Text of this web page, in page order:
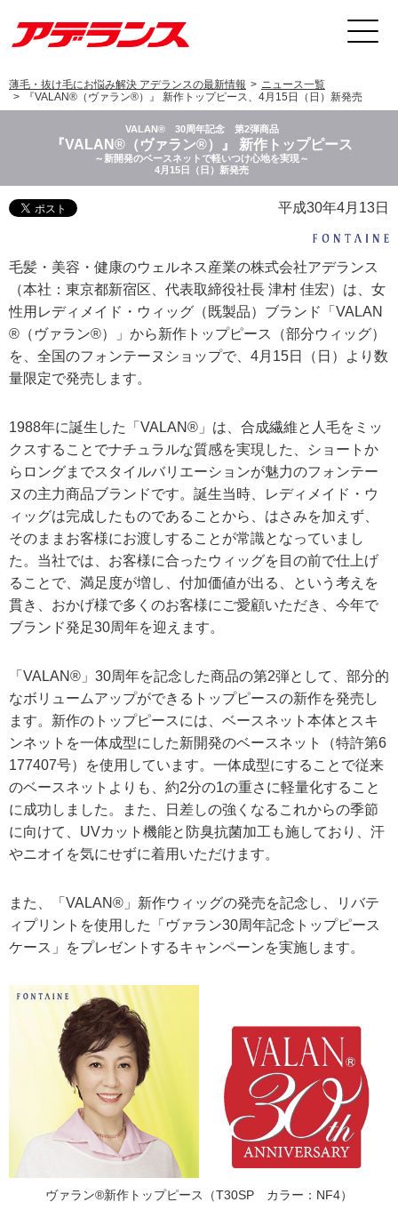
薄毛・抜け毛にお悩み解決 アデランスの最新情報
ニュース一覧
『VALAN®（ヴァラン®）』 新作トップピース、4月15日（日）新発売
VALAN® 30周年記念 第2弾商品
『VALAN®（ヴァラン®）』 新作トップピース
～新開発のベースネットで軽いつけ心地を実現～
4月15日（日）新発売
平成30年4月13日
毛髪・美容・健康のウェルネス産業の株式会社アデランス
（本社：東京都新宿区、代表取締役社長 津村 佳宏）は、女
性用レディメイド・ウィッグ（既製品）ブランド「VALAN
®（ヴァラン®）」から新作トップピース（部分ウィッグ）
を、全国のフォンテーヌショップで、4月15日（日）より数
量限定で発売します。
1988年に誕生した「VALAN®」は、合成繊維と人毛をミッ
クスすることでナチュラルな質感を実現した、ショートか
らロングまでスタイルバリエーションが魅力のフォンテー
ヌの主力商品ブランドです。誕生当時、レディメイド・ウ
ィッグは完成したものであることから、はさみを加えず、
そのままお客様にお渡しすることが常識となっていまし
た。当社では、お客様に合ったウィッグを目の前で仕上げ
ることで、満足度が増し、付加価値が出る、という考えを
貫き、おかげ様で多くのお客様にご愛顧いただき、今年で
ブランド発足30周年を迎えます。
「VALAN®」30周年を記念した商品の第2弾として、部分的
なボリュームアップができるトップピースの新作を発売し
ます。新作のトップピースには、ベースネット本体とスキ
ンネットを一体成型にした新開発のベースネット（特許第6
177407号）を使用しています。一体成型にすることで従来
のベースネットよりも、約2分の1の重さに軽量化すること
に成功しました。また、日差しの強くなるこれからの季節
に向けて、UVカット機能と防臭抗菌加工も施しており、汗
やニオイを気にせずに着用いただけます。
また、「VALAN®」新作ウィッグの発売を記念し、リバテ
ィプリントを使用した「ヴァラン30周年記念トップピース
ケース」をプレゼントするキャンペーンを実施します。
ヴァラン®新作トップピース（T30SP カラー：NF4）